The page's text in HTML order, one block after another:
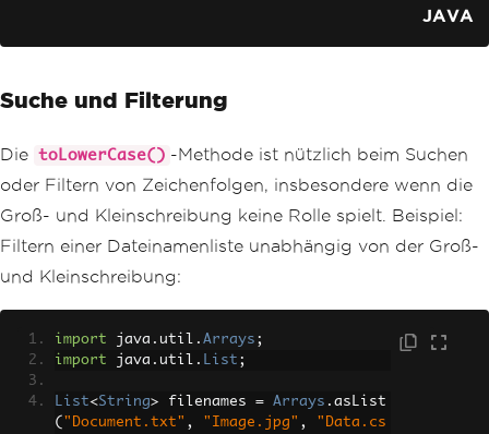
JAVA
Suche und Filterung
Die toLowerCase() -Methode ist nützlich beim Suchen
oder Filtern von Zeichenfolgen, insbesondere wenn die
Groß- und Kleinschreibung keine Rolle spielt. Beispiel:
Filtern einer Dateinamenliste unabhängig von der Groß-
und Kleinschreibung:
import java . util . Arrays ;
import java . util . List ;
List<String> filenames = Arrays . asList
( "Document.txt" , "Image.jpg" ,
"Data.cs